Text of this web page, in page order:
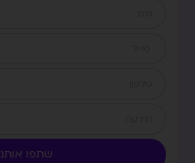
שתפו